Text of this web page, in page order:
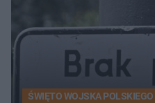
ŚWIĘTO WOJSKA POLSKIEGO